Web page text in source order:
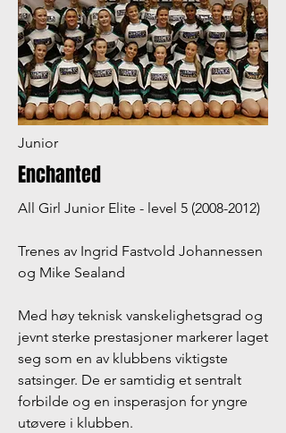
Junior
Enchanted
All Girl Junior Elite - level 5 (2008-2012)
Trenes av Ingrid Fastvold Johannessen
og Mike Sealand
Med høy teknisk vanskelighetsgrad og
jevnt sterke prestasjoner markerer laget
seg som en av klubbens viktigste
satsinger. De er samtidig et sentralt
forbilde og en insperasjon for yngre
utøvere i klubben.